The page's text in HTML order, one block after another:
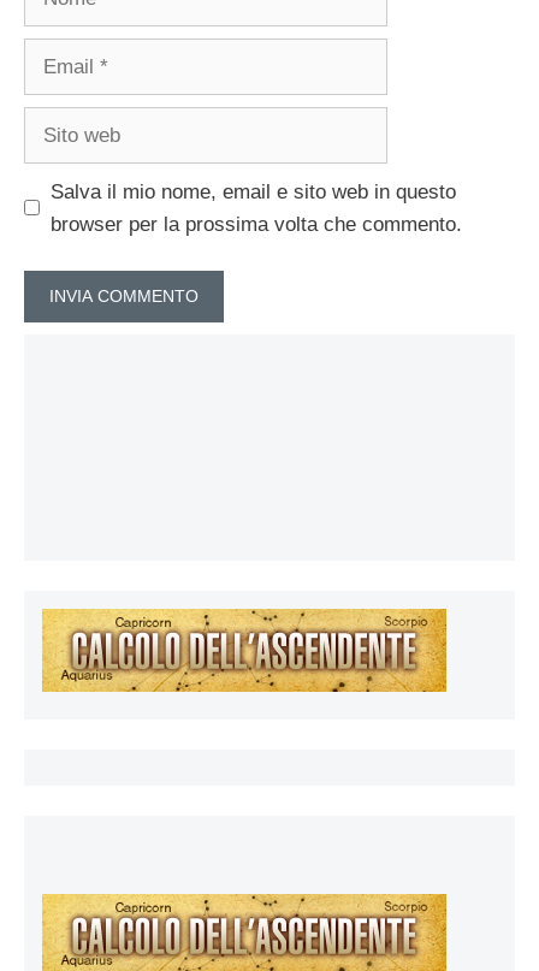
Email
Sito
Salva il mio nome, email e sito web in questo
browser per la prossima volta che commento.